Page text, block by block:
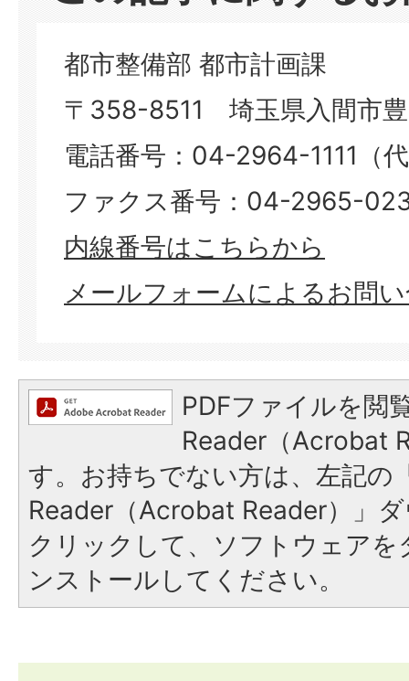
都市整備部 都市計画課
〒358-8511 埼玉県入間市
電話番号：04-2964-1111（
ファクス番号：04-2965-
内線番号はこちらから
メールフォームによるお問
PDFファイルを閲
Reader（Acrobat
す。お持ちでない方は、左記の
Reader（Acrobat Reader）」
クリックして、ソフトウェア
ンストールしてください。